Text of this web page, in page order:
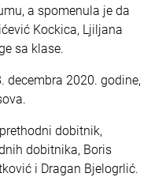
a spomenula je da
Kockica, Ljiljana
sa klase.
decembra 2020. godine,
dobitnik,
dobitnika, Boris
i Dragan Bjelogrlić.